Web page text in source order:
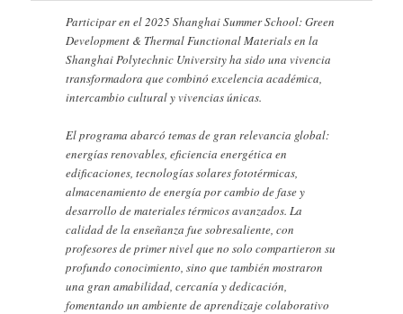
Participar en el 2025 Shanghai Summer School: Green
Development & Thermal Functional Materials en la
Shanghai Polytechnic University ha sido una vivencia
transformadora que combinó excelencia académica,
intercambio cultural y vivencias únicas.
El programa abarcó temas de gran relevancia global:
energías renovables, eficiencia energética en
edificaciones, tecnologías solares fototérmicas,
almacenamiento de energía por cambio de fase y
desarrollo de materiales térmicos avanzados. La
calidad de la enseñanza fue sobresaliente, con
profesores de primer nivel que no solo compartieron su
profundo conocimiento, sino que también mostraron
una gran amabilidad, cercanía y dedicación,
fomentando un ambiente de aprendizaje colaborativo